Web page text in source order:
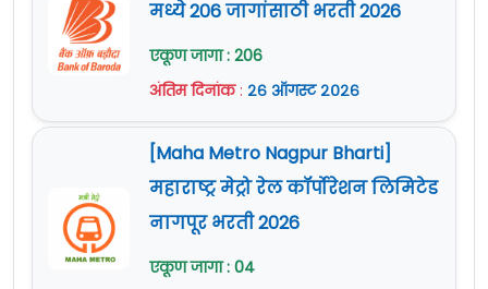
मध्ये 206 जागांसाठी भरती 2026
एकूण जागा : 206
अंतिम दिनांक : २६ ऑगस्ट २०२६
[Maha Metro Nagpur Bharti]
महाराष्ट्र मेट्रो रेल कॉर्पोरेशन लिमिटेड
नागपूर भरती 2026
एकूण जागा : 04